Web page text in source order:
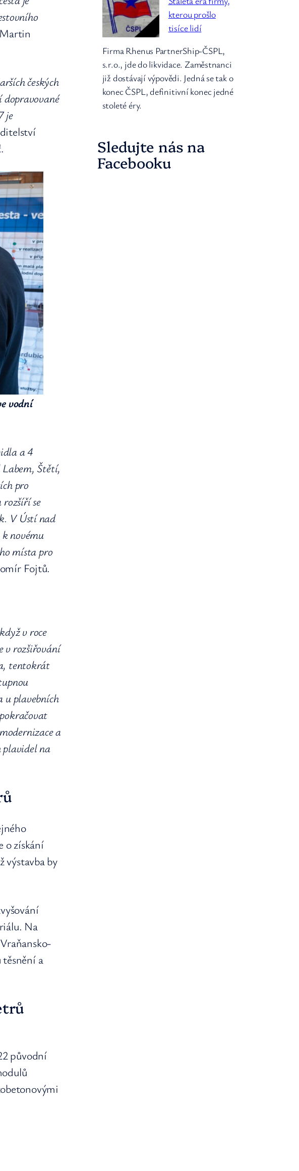
českých
dopravované
je
vodní
a 4
Štětí,
pro
se
V Ústí nad
novému
místa pro
Fojtů.
v roce
v rozšiřování
tentokrát
u plavebních
a
plavidel na
o získání
výstavba by
Na
a
původní
kterou prošlo
tisíce lidí
Firma Rhenus PartnerShip-ČSPL,
s.r.o., jde do likvidace. Zaměstnanci
již dostávají výpovědi. Jedná se tak o
konec ČSPL, definitivní konec jedné
stoleté éry.
Sledujte nás na
Facebooku